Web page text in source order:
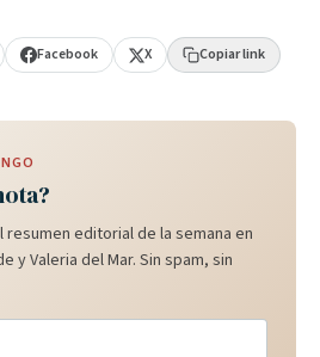
Facebook X Copiar link
editorial de la semana en
y Valeria del Mar. Sin spam, sin